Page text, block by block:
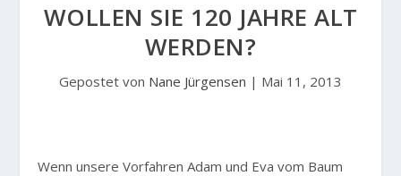
WOLLEN SIE 120 JAHRE ALT
WERDEN?
Gepostet von Nane Jürgensen | Mai 11, 2013
Wenn unsere Vorfahren Adam und Eva vom Baum